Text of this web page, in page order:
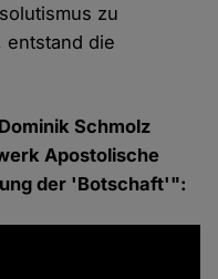
zu
entstand die
Schmolz
Apostolische
der 'Botschaft'":